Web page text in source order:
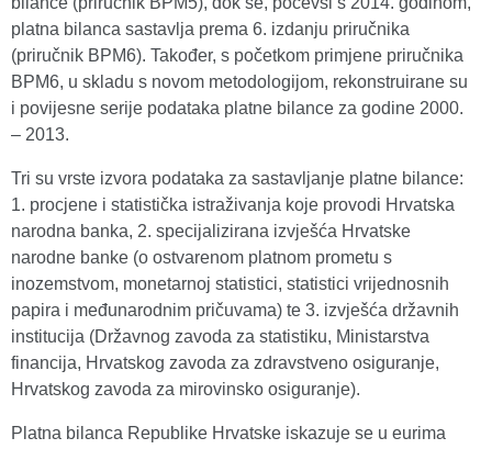
platna bilanca sastavlja prema 6. izdanju priručnika
(priručnik BPM6). Također, s početkom primjene priručnika
BPM6, u skladu s novom metodologijom, rekonstruirane su
i povijesne serije podataka platne bilance za godine 2000.
– 2013.
Tri su vrste izvora podataka za sastavljanje platne bilance:
1. procjene i statistička istraživanja koje provodi Hrvatska
narodna banka, 2. specijalizirana izvješća Hrvatske
narodne banke (o ostvarenom platnom prometu s
inozemstvom, monetarnoj statistici, statistici vrijednosnih
papira i međunarodnim pričuvama) te 3. izvješća državnih
institucija (Državnog zavoda za statistiku, Ministarstva
financija, Hrvatskog zavoda za zdravstveno osiguranje,
Hrvatskog zavoda za mirovinsko osiguranje).
Platna bilanca Republike Hrvatske iskazuje se u eurima